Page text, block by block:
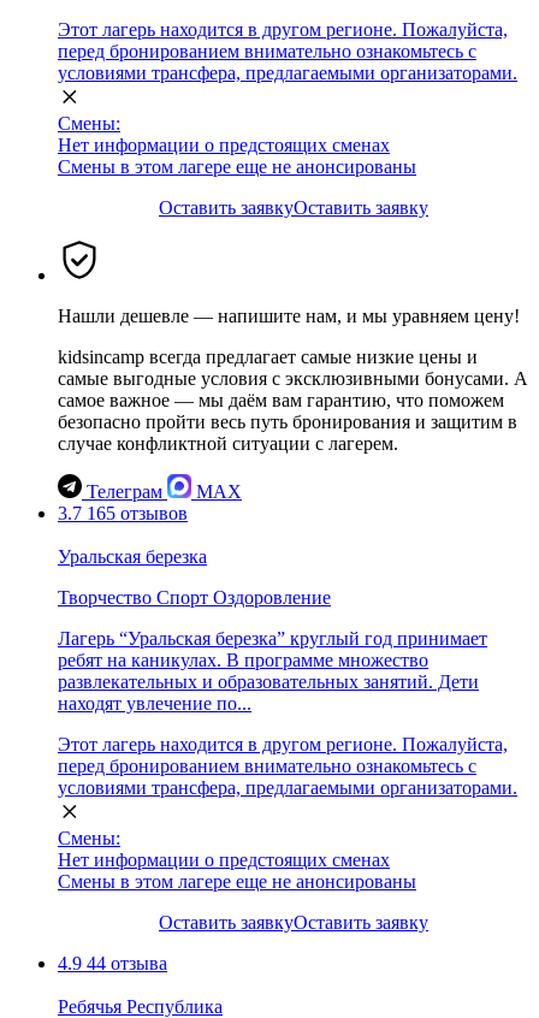
Этот лагерь находится в другом регионе. Пожалуйста,
перед бронированием внимательно ознакомьтесь с
условиями трансфера, предлагаемыми организаторами.
Смены:
Нет информации о предстоящих сменах
Смены в этом лагере еще не анонсированы
Оставить заявкуОставить заявку
Нашли дешевле — напишите нам, и мы уравняем цену!
kidsincamp всегда предлагает самые низкие цены и
самые выгодные условия с эксклюзивными бонусами. А
самое важное — мы даём вам гарантию, что поможем
безопасно пройти весь путь бронирования и защитим в
случае конфликтной ситуации с лагерем.
Телеграм
MAX
3.7 165 отзывов
Уральская березка
Творчество Спорт Оздоровление
Лагерь “Уральская березка” круглый год принимает
ребят на каникулах. В программе множество
развлекательных и образовательных занятий. Дети
находят увлечение по...
Этот лагерь находится в другом регионе. Пожалуйста,
перед бронированием внимательно ознакомьтесь с
условиями трансфера, предлагаемыми организаторами.
Смены:
Нет информации о предстоящих сменах
Смены в этом лагере еще не анонсированы
Оставить заявкуОставить заявку
4.9 44 отзыва
Ребячья Республика